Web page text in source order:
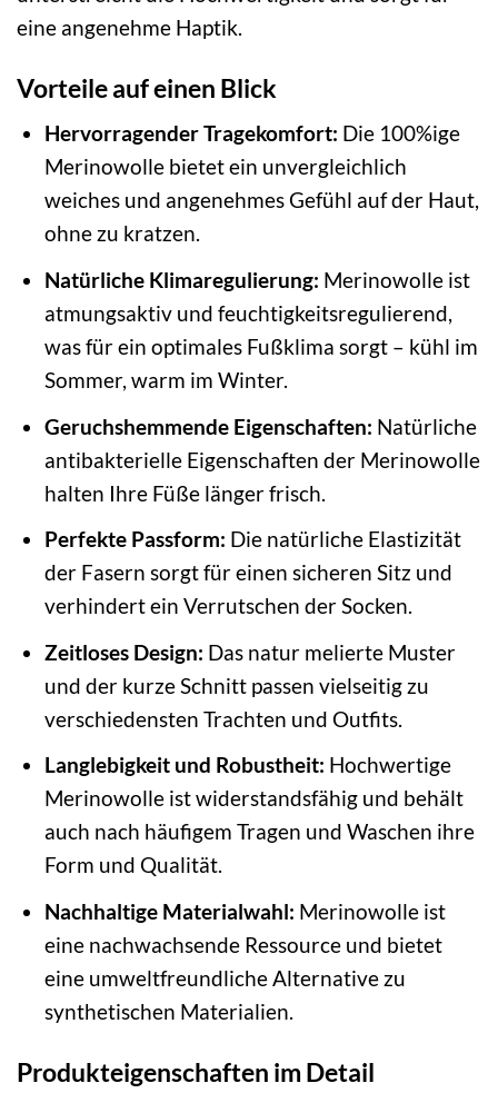
eine angenehme Haptik.
Vorteile auf einen Blick
Hervorragender Tragekomfort: Die 100%ige
Merinowolle bietet ein unvergleichlich
weiches und angenehmes Gefühl auf der Haut,
ohne zu kratzen.
Natürliche Klimaregulierung: Merinowolle ist
atmungsaktiv und feuchtigkeitsregulierend,
was für ein optimales Fußklima sorgt – kühl im
Sommer, warm im Winter.
Geruchshemmende Eigenschaften: Natürliche
antibakterielle Eigenschaften der Merinowolle
halten Ihre Füße länger frisch.
Perfekte Passform: Die natürliche Elastizität
der Fasern sorgt für einen sicheren Sitz und
verhindert ein Verrutschen der Socken.
Zeitloses Design: Das natur melierte Muster
und der kurze Schnitt passen vielseitig zu
verschiedensten Trachten und Outfits.
Langlebigkeit und Robustheit: Hochwertige
Merinowolle ist widerstandsfähig und behält
auch nach häufigem Tragen und Waschen ihre
Form und Qualität.
Nachhaltige Materialwahl: Merinowolle ist
eine nachwachsende Ressource und bietet
eine umweltfreundliche Alternative zu
synthetischen Materialien.
Produkteigenschaften im Detail